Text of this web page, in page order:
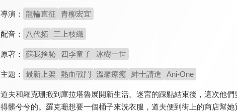
導演： 龍輪直征 青柳宏宜
配音： 八代拓 三上枝織
原著： 蘇我捨恥 四季童子 冰樹一世
主題： 最新上架 熱血戰鬥 溫馨療癒 紳士請進 Ani-One
道夫和羅克珊搬到庫拉塔魯展開新生活。迷宮的踩點結束後，這次他
得髒兮兮的。羅克珊想要一個桶子來洗衣服，道夫便到街上的商店幫